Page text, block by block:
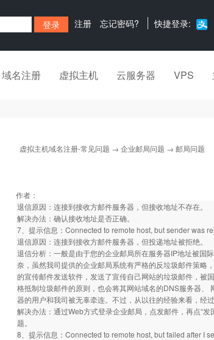
注册 忘记密码? 快捷登录:
域名注册 虚拟主机 云服务器 VPS
虚拟主机域名注册-常见问题 → 企业邮局问题 → 邮局问题
作者：
退信原因：连接到接收方邮件服务器，但接收地址不存在。
解决办法：确认接收地址是否正确。
7、提示信息：Connected to remote host, but sender was
退信原因：连接到接收方邮件服务器，但投递地址被拒绝。
退信分析：一般是由于您的企业邮局所在服务器IP地址被国
奈，虽然我司提供的企业邮局系统有严格的反垃圾邮件策略
的宣传邮件发送软件，发送了宣传自己网站的垃圾邮件，被
格抵制垃圾邮件的原则，也会将其网站域名的DNS服务器
器的用户和我司被无辜牵连。不过，从以往的经验来看，经
解决办法：通过Web方式登录企业邮局，点发邮件，再点“
题。
8、提示信息：Connected to remote host, but failed after I